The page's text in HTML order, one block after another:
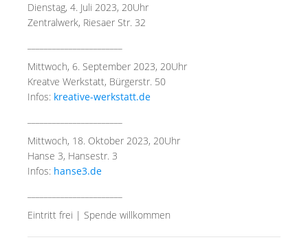
Dienstag, 4. Juli 2023, 20Uhr
Zentralwerk, Riesaer Str. 32
Mittwoch, 6. September 2023, 20Uhr
Kreatve Werkstatt, Bürgerstr. 50
Infos: kreative-werkstatt.de
Mittwoch, 18. Oktober 2023, 20Uhr
Hanse 3, Hansestr. 3
Infos: hanse3.de
Eintritt frei | Spende willkommen